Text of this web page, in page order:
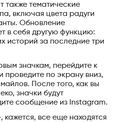
также тематические
включая цвета радуги
Обновление
в себя другую функцию:
историй за последние три
значкам, перейдите к
проведите по экрану вниз,
После того, как вы
значки будут
сообщение из Instagram.
кажется, все еще находятся